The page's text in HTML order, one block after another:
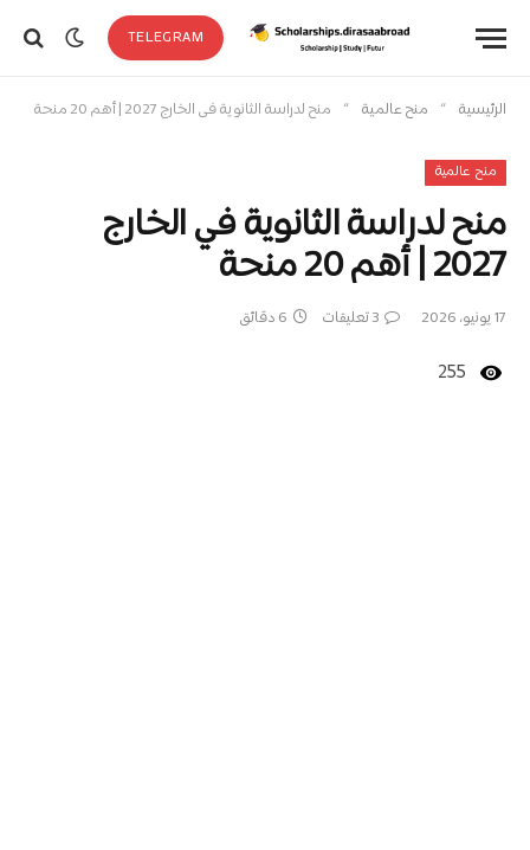
TELEGRAM
الرئيسية » منح عالمية » منح لدراسة الثانوية في الخارج 2027 | أهم 20 منحة
منح عالمية
منح لدراسة الثانوية في الخارج
2027 | أهم 20 منحة
17 يونيو، 2026 3 تعليقات 6 دقائق
255